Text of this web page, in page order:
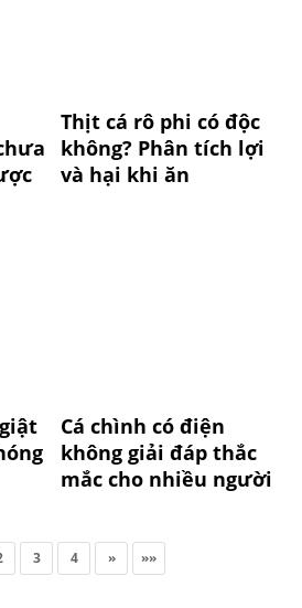
Thịt cá rô phi có độc
không? Phân tích lợi
và hại khi ăn
Cá chình có điện
không giải đáp thắc
mắc cho nhiều người
3 4 » »»